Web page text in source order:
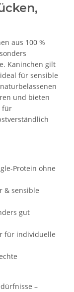
aus 100 %
Kaninchen gilt
für sensible
und bieten
für
Protein ohne
& sensible
gut
für individuelle
–